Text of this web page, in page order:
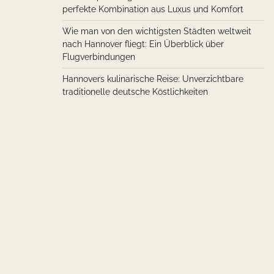
perfekte Kombination aus Luxus und Komfort
Wie man von den wichtigsten Städten weltweit
nach Hannover fliegt: Ein Überblick über
Flugverbindungen
Hannovers kulinarische Reise: Unverzichtbare
traditionelle deutsche Köstlichkeiten